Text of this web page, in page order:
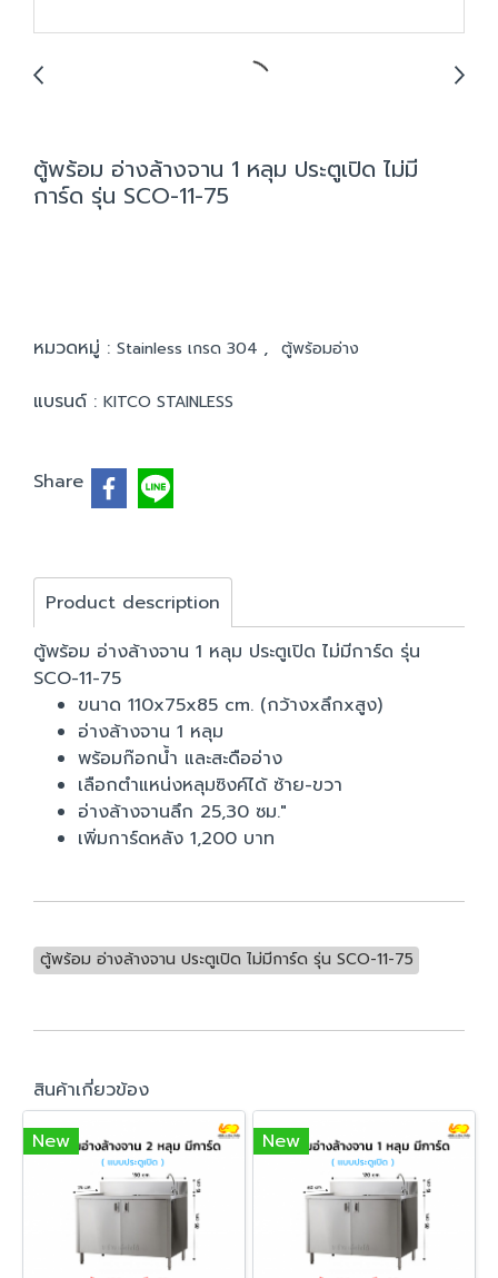
ตู้พร้อม อ่างล้างจาน 1 หลุม ประตูเปิด ไม่มี
การ์ด รุ่น SCO-11-75
หมวดหมู่ : Stainless เกรด 304 , ตู้พร้อมอ่าง
แบรนด์ : KITCO STAINLESS
Share
Product description
ตู้พร้อม อ่างล้างจาน 1 หลุม ประตูเปิด ไม่มีการ์ด รุ่น
SCO-11-75
ขนาด 110x75x85 cm. (กว้างxลึกxสูง)
อ่างล้างจาน 1 หลุม
พร้อมก๊อกน้ำ และสะดืออ่าง
เลือกตำแหน่งหลุมซิงค์ได้ ซ้าย-ขวา
อ่างล้างจานลึก 25,30 ซม."
เพิ่มการ์ดหลัง 1,200 บาท
ตู้พร้อม อ่างล้างจาน ประตูเปิด ไม่มีการ์ด รุ่น SCO-11-75
สินค้าเกี่ยวข้อง
New
New